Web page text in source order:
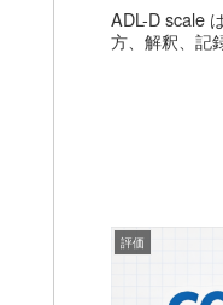
ADL-D scale
方、解釈、記
評価